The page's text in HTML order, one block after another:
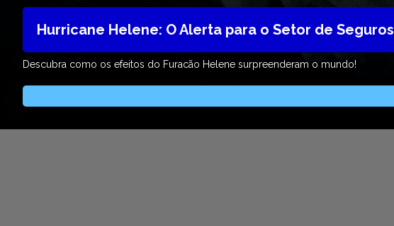
Hurricane Helene: O Alerta para o Setor de Seguros
Descubra como os efeitos do Furacão Helene surpreenderam o mundo!